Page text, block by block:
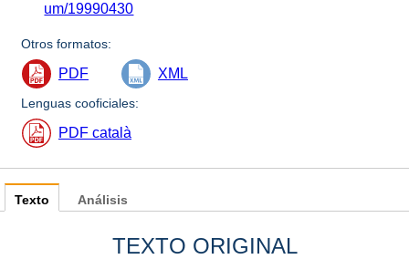
um/19990430
Otros formatos:
PDF XML
Lenguas cooficiales:
PDF català
Texto
TEXTO ORIGINAL
Análisis